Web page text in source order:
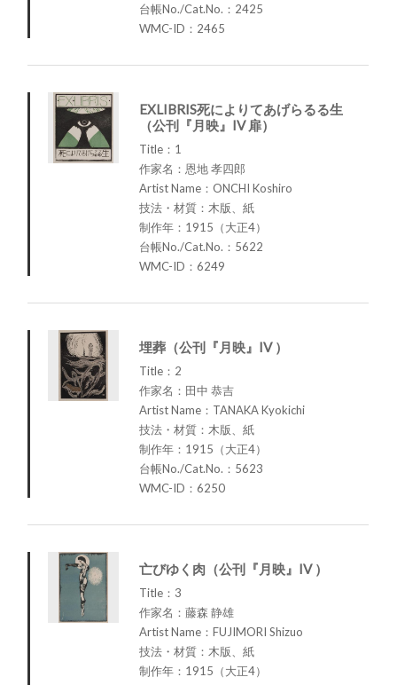
台帳No./Cat.No.：2425
WMC-ID：2465
EXLIBRIS死によりてあげらるる生
（公刊『月映』IV 扉）
Title：1
作家名：恩地 孝四郎
Artist Name：ONCHI Koshiro
技法・材質：木版、紙
制作年：1915（大正4）
台帳No./Cat.No.：5622
WMC-ID：6249
埋葬（公刊『月映』IV ）
Title：2
作家名：田中 恭吉
Artist Name：TANAKA Kyokichi
技法・材質：木版、紙
制作年：1915（大正4）
台帳No./Cat.No.：5623
WMC-ID：6250
亡びゆく肉（公刊『月映』IV ）
Title：3
作家名：藤森 静雄
Artist Name：FUJIMORI Shizuo
技法・材質：木版、紙
制作年：1915（大正4）